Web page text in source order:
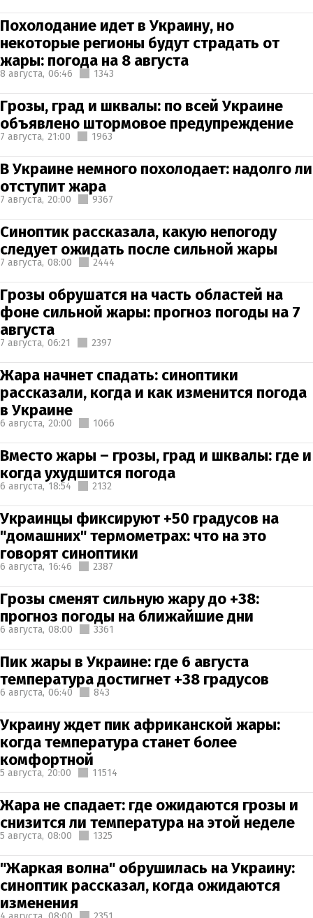
Похолодание идет в Украину, но
некоторые регионы будут страдать от
жары: погода на 8 августа
8 августа, 06:46 1343
Грозы, град и шквалы: по всей Украине
объявлено штормовое предупреждение
7 августа, 21:00 1963
В Украине немного похолодает: надолго ли
отступит жара
7 августа, 20:00 9367
Синоптик рассказала, какую непогоду
следует ожидать после сильной жары
7 августа, 08:00 2444
Грозы обрушатся на часть областей на
фоне сильной жары: прогноз погоды на 7
августа
7 августа, 06:21 2397
Жара начнет спадать: синоптики
рассказали, когда и как изменится погода
в Украине
6 августа, 20:00 1066
Вместо жары – грозы, град и шквалы: где и
когда ухудшится погода
6 августа, 18:54 2132
Украинцы фиксируют +50 градусов на
"домашних" термометрах: что на это
говорят синоптики
6 августа, 16:46 2387
Грозы сменят сильную жару до +38:
прогноз погоды на ближайшие дни
6 августа, 08:00 3361
Пик жары в Украине: где 6 августа
температура достигнет +38 градусов
6 августа, 06:40 843
Украину ждет пик африканской жары:
когда температура станет более
комфортной
5 августа, 20:00 11514
Жара не спадает: где ожидаются грозы и
снизится ли температура на этой неделе
5 августа, 08:00 1325
"Жаркая волна" обрушилась на Украину:
синоптик рассказал, когда ожидаются
изменения